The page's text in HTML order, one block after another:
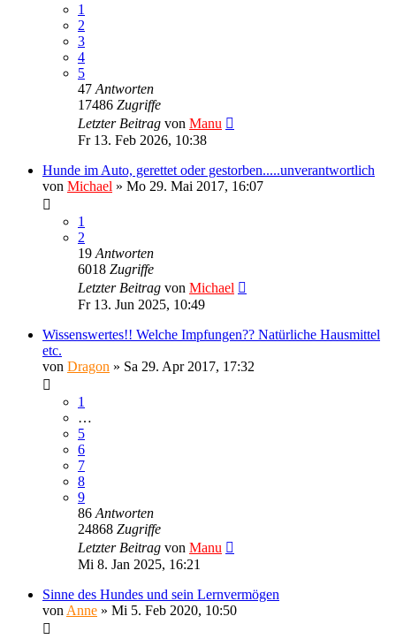
1
2
3
4
5
47 Antworten
17486 Zugriffe
Letzter Beitrag von Manu
Fr 13. Feb 2026, 10:38
Hunde im Auto, gerettet oder gestorben.....unverantwortlich
von Michael » Mo 29. Mai 2017, 16:07
1
2
19 Antworten
6018 Zugriffe
Letzter Beitrag von Michael
Fr 13. Jun 2025, 10:49
Wissenswertes!! Welche Impfungen?? Natürliche Hausmittel
etc.
von Dragon » Sa 29. Apr 2017, 17:32
1
…
5
6
7
8
9
86 Antworten
24868 Zugriffe
Letzter Beitrag von Manu
Mi 8. Jan 2025, 16:21
Sinne des Hundes und sein Lernvermögen
von Anne » Mi 5. Feb 2020, 10:50